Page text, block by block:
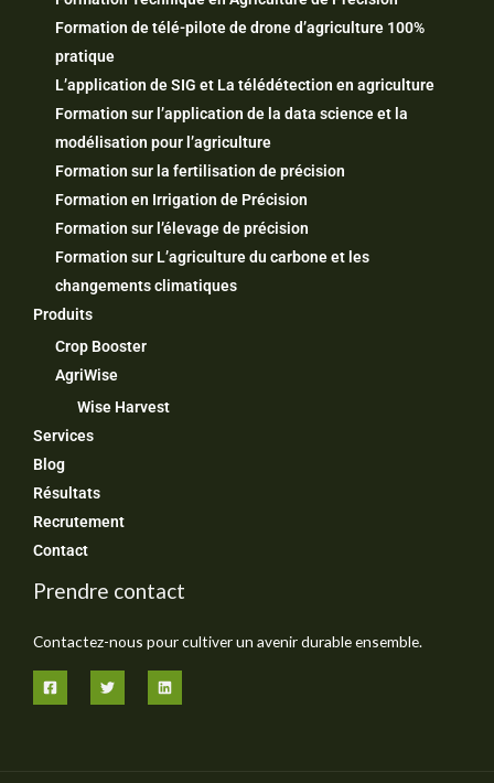
Formation de télé-pilote de drone d’agriculture 100%
pratique
L’application de SIG et La télédétection en agriculture
Formation sur l’application de la data science et la
modélisation pour l’agriculture
Formation sur la fertilisation de précision
Formation en Irrigation de Précision
Formation sur l’élevage de précision
Formation sur L’agriculture du carbone et les
changements climatiques
Produits
Crop Booster
AgriWise
Wise Harvest
Services
Blog
Résultats
Recrutement
Contact
Prendre contact
Contactez-nous pour cultiver un avenir durable ensemble.